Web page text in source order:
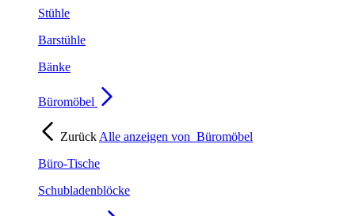
Stühle
Barstühle
Bänke
Büromöbel
Zurück Alle anzeigen von Büromöbel
Büro-Tische
Schubladenblöcke